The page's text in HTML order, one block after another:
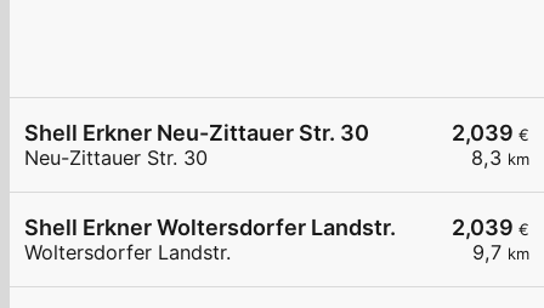
2,039 €
8,3 km
Shell Erkner Neu-Zittauer Str. 30
Neu-Zittauer Str. 30
2,039 €
9,7 km
Shell Erkner Woltersdorfer Landstr.
Woltersdorfer Landstr.